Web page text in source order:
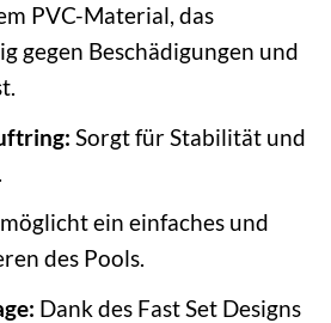
PVC-Material, das
gegen Beschädigungen und
Sorgt für Stabilität und
ein einfaches und
des Pools.
Dank des Fast Set Designs